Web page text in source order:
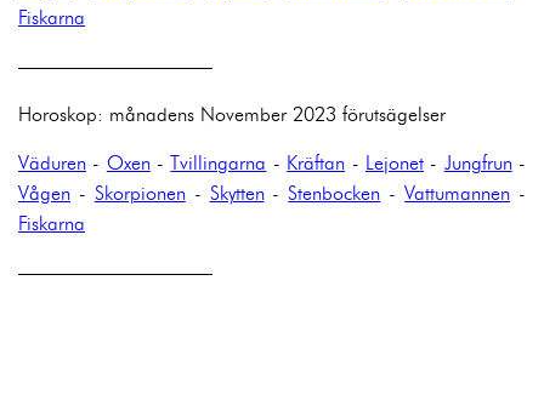
Fiskarna
——————————
Horoskop: månadens November 2023 förutsägelser
Väduren - Oxen-Tvillingarna - Kräftan - Lejonet- Jungfrun-
Vågen - Skorpionen- Skytten-Stenbocken -Vattumannen -
Fiskarna
——————————